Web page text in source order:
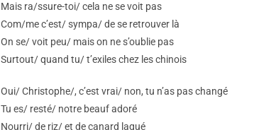
Mais ra/ssure-toi/ cela ne se voit pas
Com/me c’est/ sympa/ de se retrouver là
On se/ voit peu/ mais on ne s’oublie pas
Surtout/ quand tu/ t’exiles chez les chinois
Oui/ Christophe/, c’est vrai/ non, tu n’as pas changé
Tu es/ resté/ notre beauf adoré
Nourri/ de riz/ et de canard laqué